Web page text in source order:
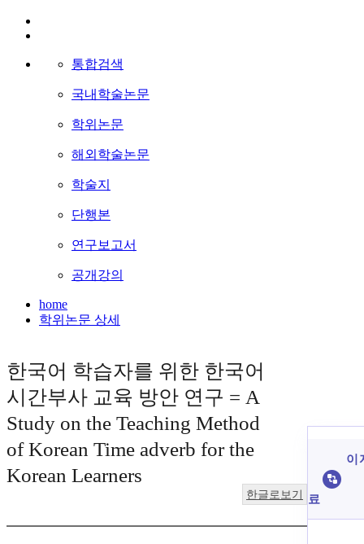
통합검색
국내학술논문
학위논문
해외학술논문
학술지
단행본
연구보고서
공개강의
home
학위논문 상세
한국어 학습자를 위한 한국어
시간부사 교육 방안 연구 = A
Study on the Teaching Method
of Korean Time adverb for the
Korean Learners
한글로보기
이
료